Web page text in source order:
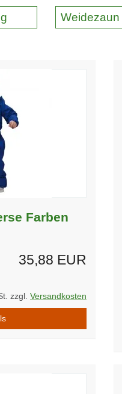
Weidezaun
Farben
35,88 EUR
zzgl. Versandkosten